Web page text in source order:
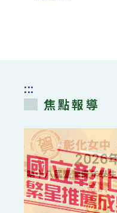
:::
焦點報導